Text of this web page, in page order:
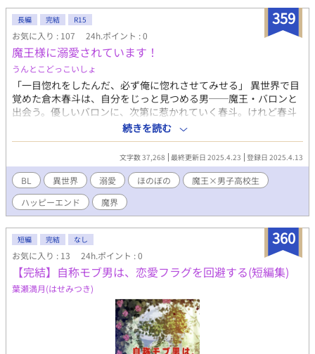
359
長編 完結 R15
お気に入り : 107 24h.ポイント : 0
魔王様に溺愛されています！
うんとこどっこいしょ
「一目惚れをしたんだ、必ず俺に惚れさせてみせる」 異世界で目
覚めた倉木春斗は、自分をじっと見つめる男──魔王・バロンと
出会う。優しいバロンに、次第に惹かれていく春斗。けれど春斗
には、知らぬ間に失った過去があった。ほのぼの、甘い、ラブコ
メファンタジー。 第一章 第二章 第三章 完結！ 番外編追加
続きを読む
文字数 37,268 最終更新日 2025.4.23 登録日 2025.4.13
BL 異世界 溺愛 ほのぼの
魔王×男子高校生
ハッピーエンド
魔界
360
短編 完結 なし
お気に入り : 13 24h.ポイント : 0
【完結】自称モブ男は、恋愛フラグを回避する(短編集)
葉瀬満月(はせみつき)